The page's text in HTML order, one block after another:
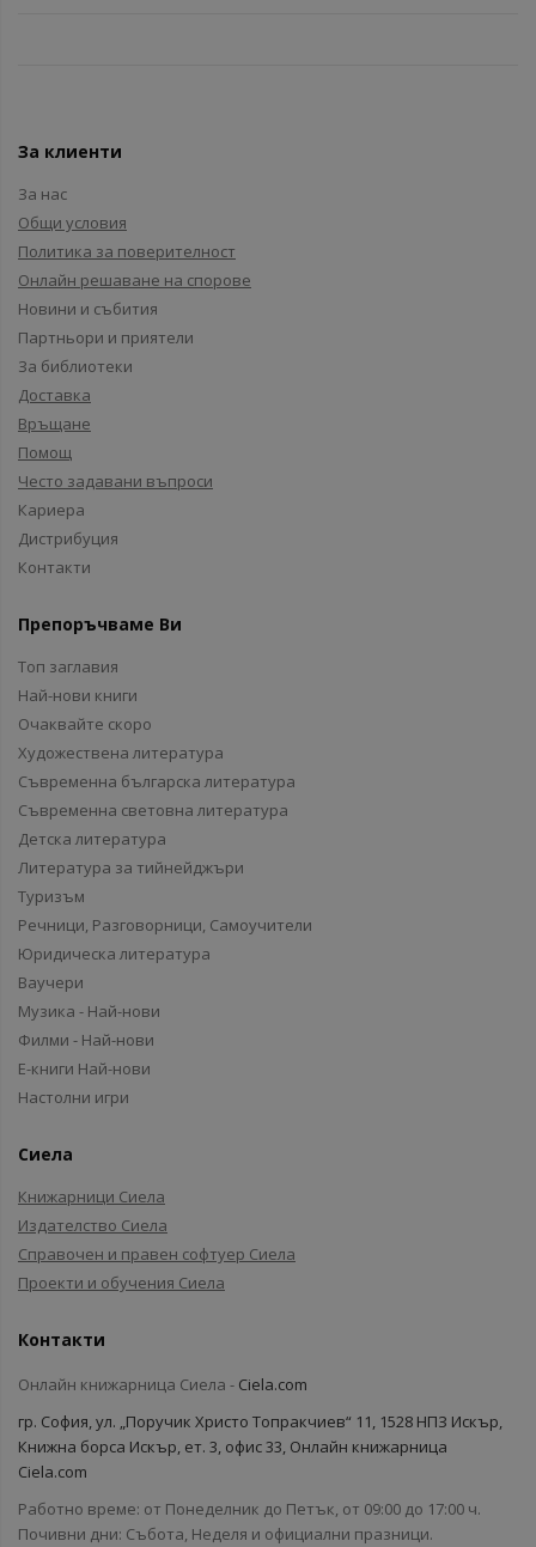
За клиенти
За нас
Общи условия
Политика за поверителност
Онлайн решаване на спорове
Новини и събития
Партньори и приятели
За библиотеки
Доставка
Връщане
Помощ
Често задавани въпроси
Кариера
Дистрибуция
Контакти
Препоръчваме Ви
Топ заглавия
Най-нови книги
Очаквайте скоро
Художествена литература
Съвременна българска литература
Съвременна световна литература
Детска литература
Литература за тийнейджъри
Туризъм
Речници, Разговорници, Самоучители
Юридическа литература
Ваучери
Музика - Най-нови
Филми - Най-нови
Е-книги Най-нови
Настолни игри
Сиела
Книжарници Сиела
Издателство Сиела
Справочен и правен софтуер Сиела
Проекти и обучения Сиела
Контакти
Онлайн книжарница Сиела - Ciela.com
гр. София, ул. „Поручик Христо Топракчиев“ 11, 1528 НПЗ Искър,
Книжна борса Искър, ет. 3, офис 33, Онлайн книжарница
Ciela.com
Работно време: от Понеделник до Петък, от 09:00 до 17:00 ч.
Почивни дни: Събота, Неделя и официални празници.